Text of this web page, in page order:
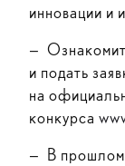
инновации и
—
и подать
на
конкурса
— В прошлом